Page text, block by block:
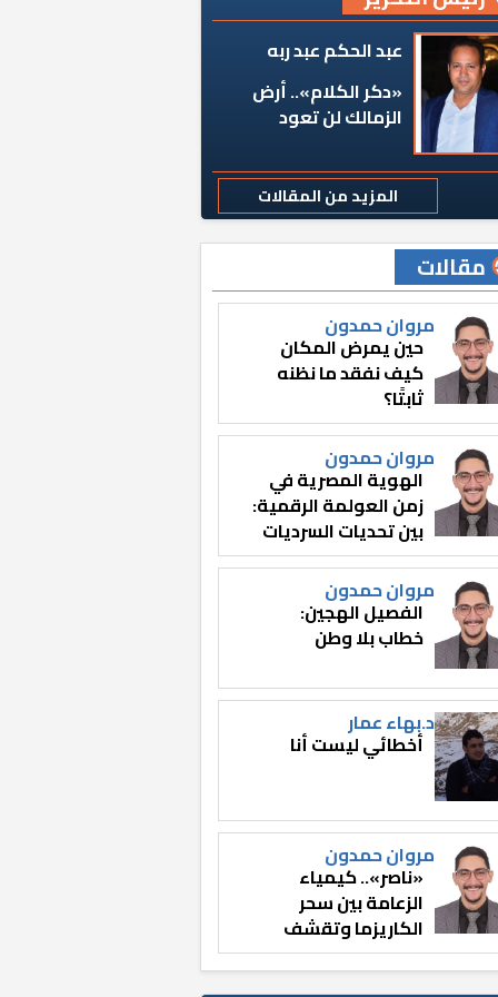
عبد الحكم عبد ربه
«دكر الكلام».. أرض
الزمالك لن تعود
المزيد من المقالات
مقالات
مروان حمدون
حين يمرض المكان
كيف نفقد ما نظنه
ثابتًا؟
مروان حمدون
الهوية المصرية في
زمن العولمة الرقمية:
بين تحديات السرديات
وصناعة الوعي
مروان حمدون
الفصيل الهجين:
خطاب بلا وطن
د.بهاء عمار
أخطائي ليست أنا
مروان حمدون
«ناصر».. كيمياء
الزعامة بين سحر
الكاريزما وتقشف
الثائر